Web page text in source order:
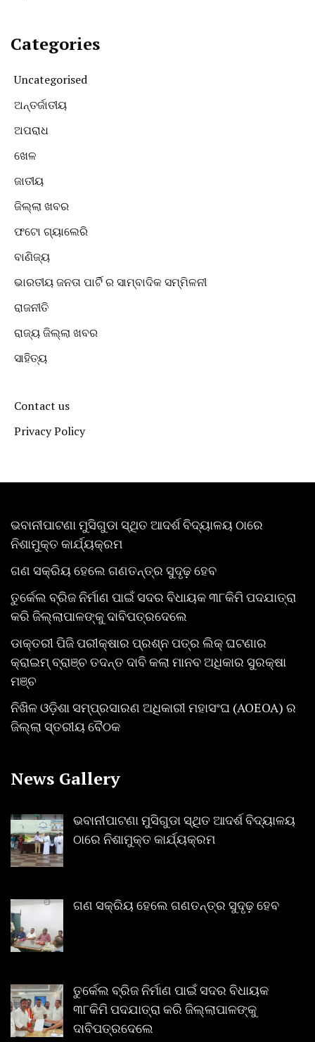
Categories
Uncategorised
ଅନ୍ତର୍ଜାତୀୟ
ଅପରାଧ
ଖେଳ
ଜାତୀୟ
ଜିଲ୍ଲା ଖବର
ଫଟୋ ଗ୍ୟାଲେରି
ବାଣିଜ୍ୟ
ଭାରତୀୟ ଜନତା ପାର୍ଟି ର ସାମ୍ବାଦିକ ସମ୍ମିଳନୀ
ରାଜନୀତି
ରାଜ୍ୟ ଜିଲ୍ଲା ଖବର
ସାହିତ୍ୟ
Contact us
Privacy Policy
ଭବାନୀପାଟଣା ମୁସିଗୁଡା ସ୍ଥିତ ଆଦର୍ଶ ବିଦ୍ୟାଳୟ ଠାରେ
ନିଶାମୁକ୍ତ କାର୍ଯ୍ୟକ୍ରମ
ଗଣ ସକ୍ରିୟ ହେଲେ ଗଣତନ୍ତ୍ର ସୁଦୃଢ଼ ହେବ
ତୁର୍କେଲ ବ୍ରିଜ ନିର୍ମାଣ ପାଇଁ ସଦର ବିଧାୟକ ୩୮କିମି ପଦଯାତ୍ରା
କରି ଜିଲ୍ଲାପାଳଙ୍କୁ ଦାବିପତ୍ରଦେଲେ
ଡାକ୍ତରୀ ପିଜି ପରୀକ୍ଷାର ପ୍ରଶ୍ନ ପତ୍ର ଲିକ୍ ଘଟଣାର
କ୍ରାଇମ୍ ବ୍ରାଞ୍ଚ ତଦନ୍ତ ଦାବି କଲା ମାନବ ଅଧିକାର ସୁରକ୍ଷା
ମଞ୍ଚ
ନିଖିଳ ଓଡ଼ିଶା ସମ୍ପ୍ରସାରଣ ଅଧିକାରୀ ମହାସଂଘ (AOEOA) ର
ଜିଲ୍ଲା ସ୍ତରୀୟ ବୈଠକ
News Gallery
ଭବାନୀପାଟଣା ମୁସିଗୁଡା ସ୍ଥିତ ଆଦର୍ଶ ବିଦ୍ୟାଳୟ
ଠାରେ ନିଶାମୁକ୍ତ କାର୍ଯ୍ୟକ୍ରମ
ଗଣ ସକ୍ରିୟ ହେଲେ ଗଣତନ୍ତ୍ର ସୁଦୃଢ଼ ହେବ
ତୁର୍କେଲ ବ୍ରିଜ ନିର୍ମାଣ ପାଇଁ ସଦର ବିଧାୟକ
୩୮କିମି ପଦଯାତ୍ରା କରି ଜିଲ୍ଲାପାଳଙ୍କୁ
ଦାବିପତ୍ରଦେଲେ